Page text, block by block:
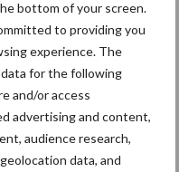
bottom of your screen.
to providing you
experience. The
for the following
and/or access
advertising and content,
audience research,
data, and
Hittestress